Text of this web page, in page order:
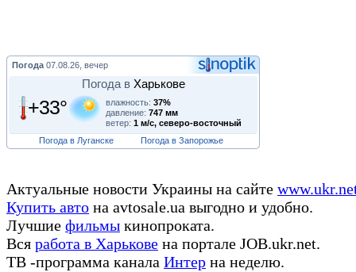
Погода 07.08.26, вечер
Погода в Харькове
+33° влажность: 37%
давление: 747 мм
ветер: 1 м/с, северо-восточный
Погода в Луганске
Погода в Запорожье
Актуальные новости Украины на сайте
Купить авто на avtosale.ua выгодно и удобно.
Лучшие фильмы кинопроката.
Вся работа в Харькове на портале JOB.ukr.net.
ТВ -программа канала Интер на неделю.